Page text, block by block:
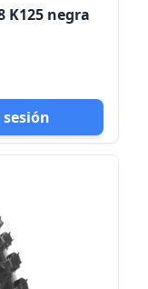
K125 negra